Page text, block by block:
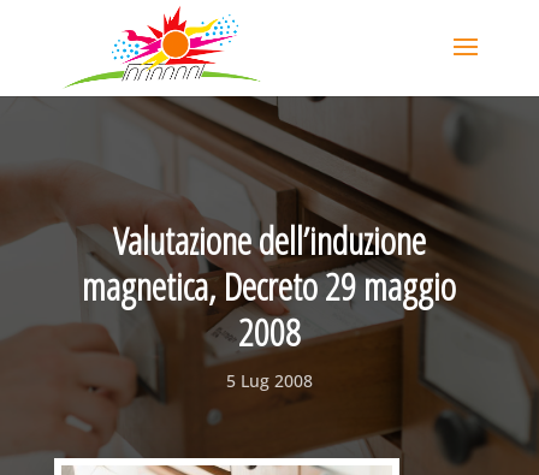
Valutazione dell’induzione
magnetica, Decreto 29 maggio
2008
5 Lug 2008